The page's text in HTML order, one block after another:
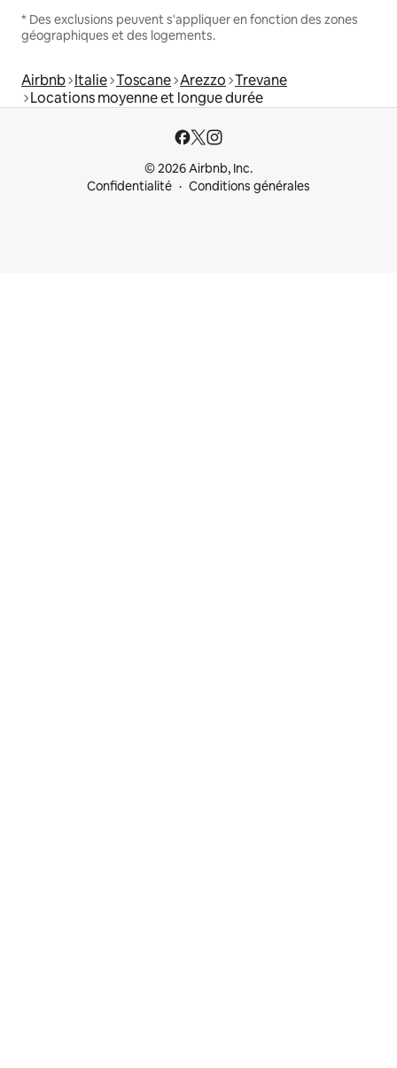
* Des exclusions peuvent s'appliquer en fonction des zones
géographiques et des logements.
Airbnb Italie Toscane Arezzo Trevane
Locations moyenne et longue durée
© 2026 Airbnb, Inc.
Confidentialité
Conditions générales